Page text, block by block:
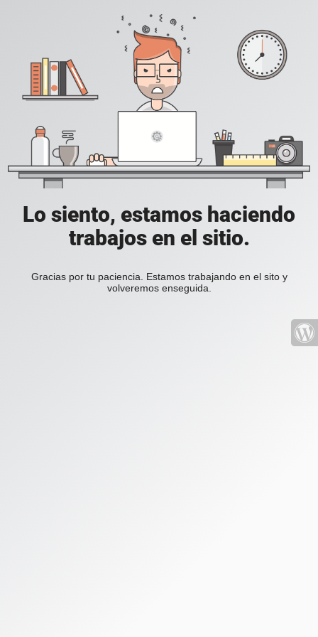
Lo siento, estamos haciendo
trabajos en el sitio.
Gracias por tu paciencia. Estamos trabajando en el sito y
volveremos enseguida.